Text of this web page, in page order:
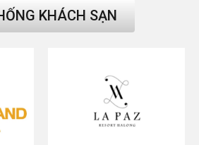
KHÁCH SẠN